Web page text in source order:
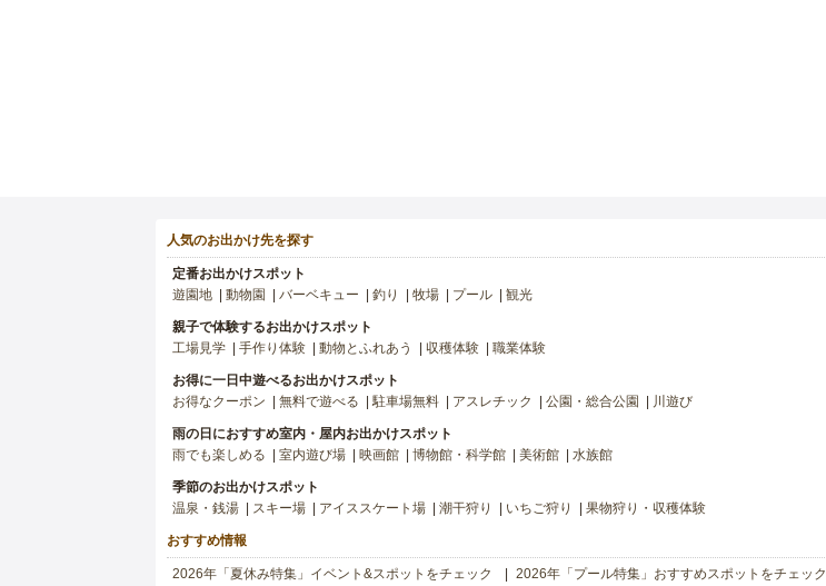
人気のお出かけ先を探す
定番お出かけスポット
遊園地
動物園 バーベキュー 釣り 牧場 プール 観光
親子で体験するお出かけスポット
工場見学
手作り体験 動物とふれあう 収穫体験 職業体験
お得に一日中遊べるお出かけスポット
お得なクーポン
無料で遊べる 駐車場無料 アスレチック 公園・総合公園 川遊び
雨の日におすすめ室内・屋内お出かけスポット
雨でも楽しめる
室内遊び場 映画館 博物館・科学館 美術館 水族館
季節のお出かけスポット
温泉・銭湯
スキー場 アイススケート場 潮干狩り いちご狩り 果物狩り・収穫体験
おすすめ情報
2026年「夏休み特集」イベント&スポットをチェック
2026年「プール特集」おすすめスポットをチェック